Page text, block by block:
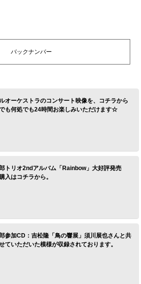
バックナンバー
オーケストラのコンサート映像を、コチラから
も何処でも24時間お楽しみいただけます☆
トリオ2ndアルバム「Rainbow」大好評発売
入はコチラから。
参加CD：吉松隆「鳥の響展」須川展也さんと共
ていただいた模様が収録されております。